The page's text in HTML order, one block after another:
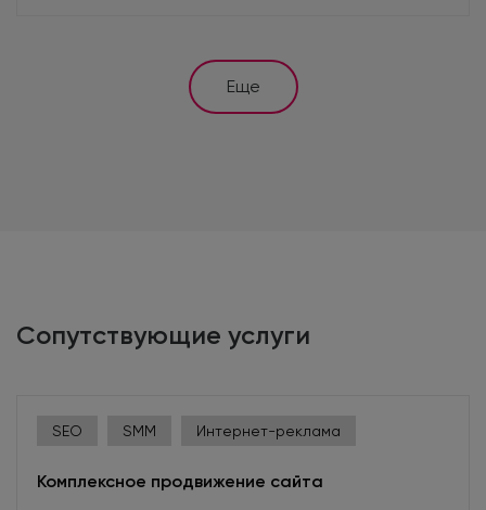
административную панель и программирует
Еще
Сопутствующие услуги
SEO SMM Интернет-реклама
Комплексное продвижение сайта